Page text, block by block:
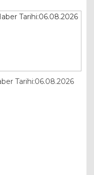
Tarihi:06.08.2026